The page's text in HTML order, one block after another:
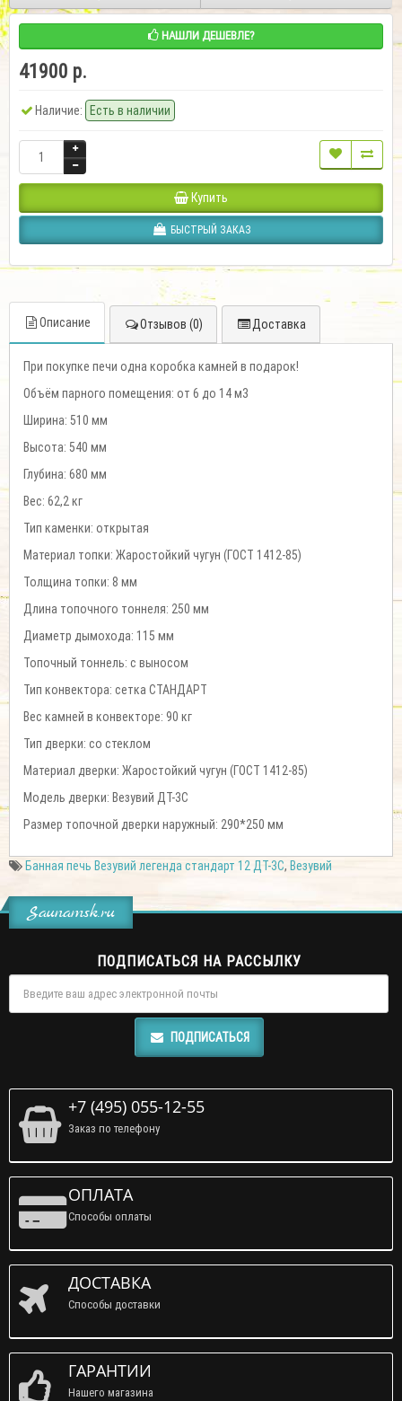
НАШЛИ ДЕШЕВЛЕ?
41900 р.
Наличие: Есть в наличии
Купить
БЫСТРЫЙ ЗАКАЗ
Описание Отзывов (0) Доставка
При покупке печи одна коробка камней в подарок!
Объём парного помещения: от 6 до 14 м3
Ширина: 510 мм
Высота: 540 мм
Глубина: 680 мм
Вес: 62,2 кг
Тип каменки: открытая
Материал топки: Жаростойкий чугун (ГОСТ 1412-85)
Толщина топки: 8 мм
Длина топочного тоннеля: 250 мм
Диаметр дымохода: 115 мм
Топочный тоннель: с выносом
Тип конвектора: сетка СТАНДАРТ
Вес камней в конвекторе: 90 кг
Тип дверки: со стеклом
Материал дверки: Жаростойкий чугун (ГОСТ 1412-85)
Модель дверки: Везувий ДТ-3С
Размер топочной дверки наружный: 290*250 мм
Банная печь Везувий легенда стандарт 12 ДТ-3С, Везувий
Saunamsk.ru
ПОДПИСАТЬСЯ НА РАССЫЛКУ
ПОДПИСАТЬСЯ
+7 (495) 055-12-55
Заказ по телефону
ОПЛАТА
Способы оплаты
ДОСТАВКА
Способы доставки
ГАРАНТИИ
Нашего магазина